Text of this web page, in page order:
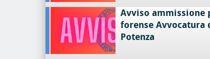
Avviso ammissione
forense Avvocatura
Potenza